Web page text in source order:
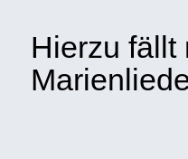
Hierzu fällt